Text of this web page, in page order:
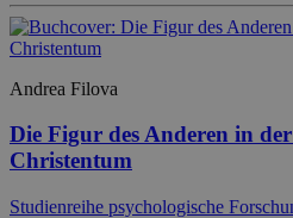
Andrea Filova
Die Figur des Anderen in
Christentum
Studienreihe psychologische